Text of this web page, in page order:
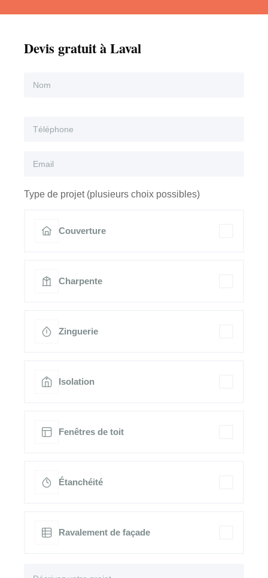
Devis gratuit à Laval
Type de projet (plusieurs choix possibles)
Couverture
Charpente
Zinguerie
Isolation
Fenêtres de toit
Étanchéité
Ravalement de façade